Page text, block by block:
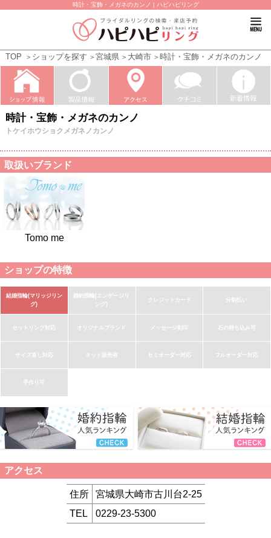
時計・宝飾・メガネのカンノ | ハピハピリング
TOP ショップを探す 宮城県 大崎市 時計・宝飾・メガネのカンノ
時計・宝飾・メガネのカンノ
トケイホウショクメガネノカンノ
取扱いブランド
Tomo me
ショップの特徴
結婚指輪(マリッジリン
グ)
婚約指輪(エンゲージリ
ング)
クレジットカード 分割払い
セットリング対応 オリジナルブランド メッセージ刻印 石の持ち込み可
サイズ直し対応 ネット販売有 セミオーダー対応 フルオーダー対応
手作り可
アクセス
住所
宮城県大崎市古川台2-25
TEL
0229-23-5300